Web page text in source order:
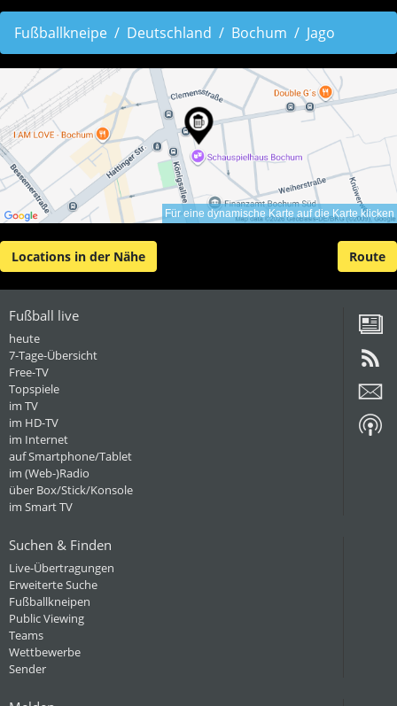
Fußballkneipe Deutschland Bochum Jago
Für eine dynamische Karte auf die Karte klicken
Locations in der Nähe Route
Fußball live
heute
7-Tage-Übersicht
Free-TV
Topspiele
im TV
im HD-TV
im Internet
auf Smartphone/Tablet
im (Web-)Radio
über Box/Stick/Konsole
im Smart TV
Suchen & Finden
Live-Übertragungen
Erweiterte Suche
Fußballkneipen
Public Viewing
Teams
Wettbewerbe
Sender